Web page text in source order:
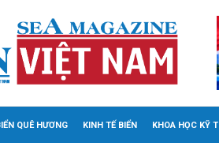
QUÊ HƯƠNG KINH TẾ BIỂN KHOA HỌC KỸ